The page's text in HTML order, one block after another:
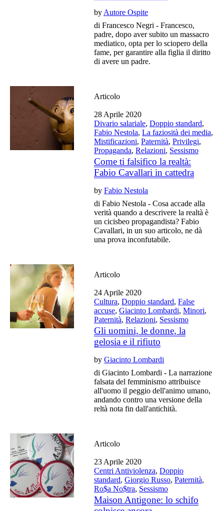
by Autore Ospite
di Francesco Negri - Francesco,
padre, dopo aver subito un massacro
mediatico, opta per lo sciopero della
fame, per garantire alla figlia il diritto
di avere un padre.
Articolo
28 Aprile 2020
Divario salariale,Doppio standard,
Fabio Nestola,La faziosità dei media,
Mistificazioni,Paternità,Privilegi,
Propaganda,Relazioni, Sessismo
Come ti falsifico la realtà:
Fabio Cavallari in cattedra
byFabio Nestola
di Fabio Nestola - Cosa accade alla
verità quando a descrivere la realtà è
un cicisbeo propagandista? Fabio
Cavallari, in un suo articolo, ne dà
una prova inconfutabile.
Articolo
24 Aprile 2020
Cultura,Doppio standard,False
accuse,Giacinto Lombardi,Minori,
Paternità,Relazioni, Sessismo
Gli uomini, le donne, la
gelosia e il rifiuto
byGiacinto Lombardi
di Giacinto Lombardi - La narrazione
falsata del femminismo attribuisce
all'uomo il peggio dell'animo umano,
andando contro una versione della
reltà nota fin dall'antichità.
Articolo
23 Aprile 2020
Centri Antiviolenza,Doppio
standard,Giorgio Russo,Paternità,
Ro$a No$tra, Sessismo
Maison Antigone: lo schifo